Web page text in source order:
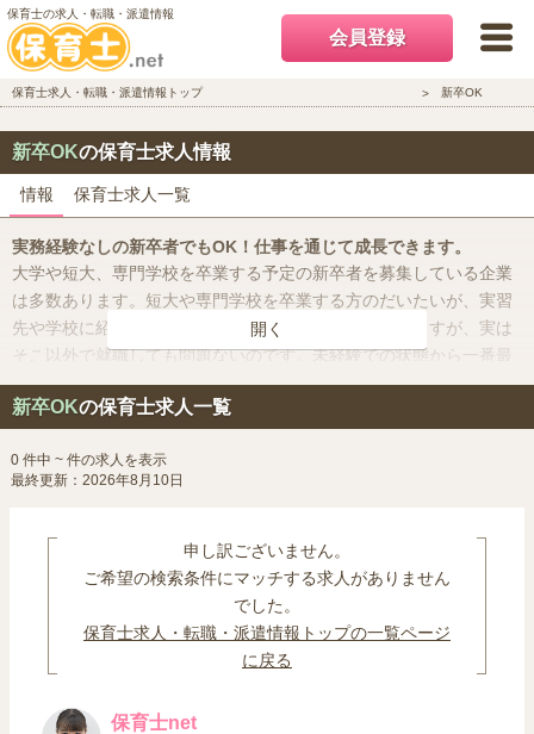
保育士の求人・転職・派遣情報
会員登録
保育士求人・転職・派遣情報トップ 新卒OK
新卒OKの保育士求人情報
情報 保育士求人一覧
実務経験なしの新卒者でもOK！仕事を通じて成長できます。
大学や短大、専門学校を卒業する予定の新卒者を募集している企業
は多数あります。短大や専門学校を卒業する方のだいたいが、実習
先や学校に紹介された保育園で働くことが多いと思いますが、実は
そこ以外で就職しても問題ないのです。未経験での状態から一番最
初に働く保育園はとても重要です。自分の後悔のないよう、色んな
園を見てみるのもいいですね。
開く
新卒OKの保育士求人一覧
0 件中 ~ 件の求人を表示
最終更新：2026年8月10日
申し訳ございません。
ご希望の検索条件にマッチする求人がありません
でした。
保育士求人・転職・派遣情報トップの一覧ページ
に戻る
保育士net